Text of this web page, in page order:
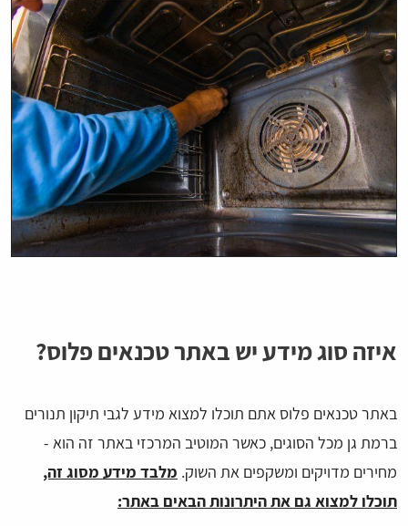
איזה סוג מידע יש באתר טכנאים פלוס?
באתר טכנאים פלוס אתם תוכלו למצוא מידע לגבי תיקון תנורים
ברמת גן מכל הסוגים, כאשר המוטיב המרכזי באתר זה הוא -
מחירים מדויקים ומשקפים את השוק. מלבד מידע מסוג זה,
תוכלו למצוא גם את היתרונות הבאים באתר: